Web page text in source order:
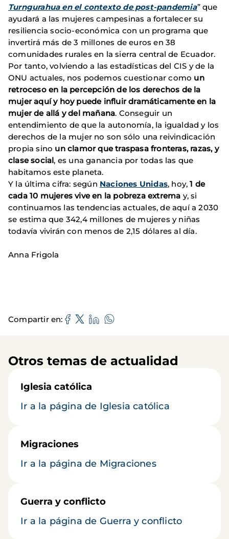
Turngurahua en el contexto de post-pandemia” que
ayudará a las mujeres campesinas a fortalecer su
resiliencia socio-económica con un programa que
invertirá más de 3 millones de euros en 38
comunidades rurales en la sierra central de Ecuador.
Por tanto, volviendo a las estadísticas del CIS y de la
ONU actuales, nos podemos cuestionar como un
retroceso en la percepción de los derechos de la
mujer aquí y hoy puede influir dramáticamente en la
mujer de allá y del mañana. Conseguir un
entendimiento de que la autonomía, la igualdad y los
derechos de la mujer no son sólo una reivindicación
propia sino un clamor que traspasa fronteras, razas, y
clase social, es una ganancia por todas las que
habitamos este planeta.
Y la última cifra: según Naciones Unidas, hoy, 1 de
cada 10 mujeres vive en la pobreza extrema y, si
continuamos las tendencias actuales, de aquí a 2030
se estima que 342,4 millones de mujeres y niñas
todavía vivirán con menos de 2,15 dólares al día.
Anna Frigola
Compartir en
Otros temas de actualidad
Iglesia católica
Ir a la página de Iglesia católica
Migraciones
Ir a la página de Migraciones
Guerra y conflicto
Ir a la página de Guerra y conflicto